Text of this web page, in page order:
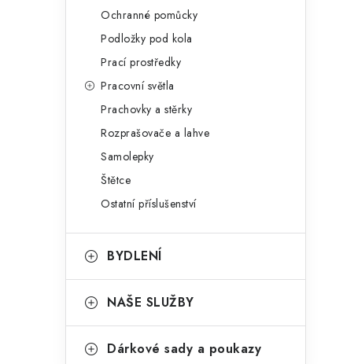
Ochranné pomůcky
Podložky pod kola
Prací prostředky
Pracovní světla
Prachovky a stěrky
Rozprašovače a lahve
Samolepky
Štětce
Ostatní příslušenství
BYDLENÍ
NAŠE SLUŽBY
Dárkové sady a poukazy